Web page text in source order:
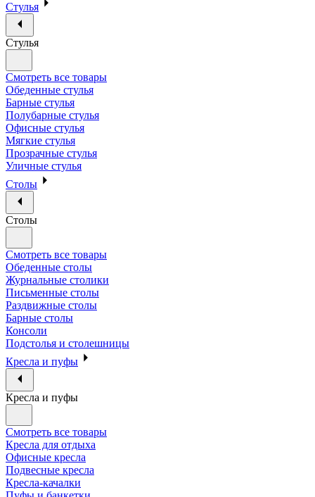
Стулья
Стулья
Смотреть все товары
Обеденные стулья
Барные стулья
Полубарные стулья
Офисные стулья
Мягкие стулья
Прозрачные стулья
Уличные стулья
Столы
Столы
Смотреть все товары
Обеденные столы
Журнальные столики
Письменные столы
Раздвижные столы
Барные столы
Консоли
Подстолья и столешницы
Кресла и пуфы
Кресла и пуфы
Смотреть все товары
Кресла для отдыха
Офисные кресла
Подвесные кресла
Кресла-качалки